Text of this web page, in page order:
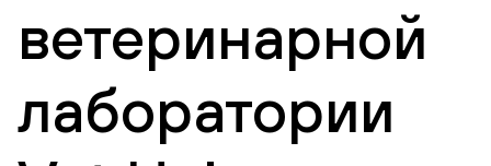
ветеринарной
лаборатории